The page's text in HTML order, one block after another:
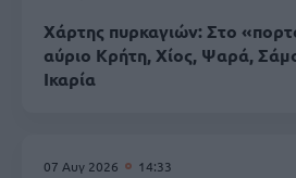
Χάρτης πυρκαγιών: Στο
αύριο Κρήτη, Χίος, Ψαρά,
Ικαρία
07 Αυγ 2026 14:33